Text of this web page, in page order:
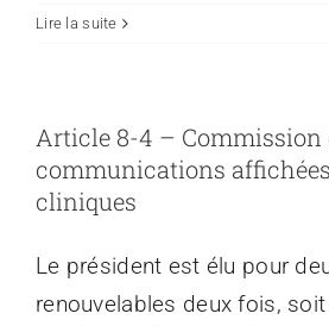
Lire la suite
Article 8-4 – Commission
communications
cliniques
Le président est élu pour
renouvelables deux fois,